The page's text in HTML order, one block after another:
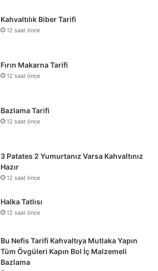
Kahvaltılık Biber Tarifi
12 saat önce
Fırın Makarna Tarifi
12 saat önce
Bazlama Tarifi
12 saat önce
3 Patates 2 Yumurtanız Varsa Kahvaltınız
Hazır
12 saat önce
Halka Tatlısı
12 saat önce
Bu Nefis Tarifi Kahvaltıya Mutlaka Yapın
Tüm Övgüleri Kapın Bol İç Malzemeli
Bazlama